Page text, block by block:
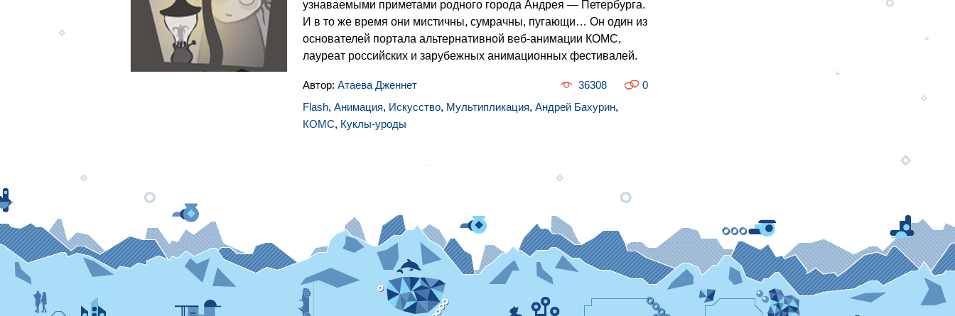
узнаваемыми приметами родного города Андрея — Петербурга.
И в то же время они мистичны, сумрачны, пугающи… Он один из
основателей портала альтернативной веб-анимации КОМС,
лауреат российских и зарубежных анимационных фестивалей.
Автор: Атаева Дженнет 0
36308
Flash, Анимация, Искусство, Мультипликация, Андрей Бахурин,
КОМС, Куклы-уроды